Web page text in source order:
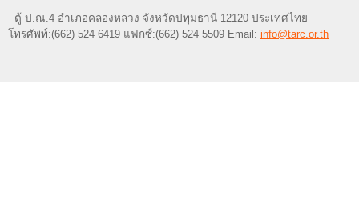
ตู้ ป.ณ.4 อำเภอคลองหลวง จังหวัดปทุมธานี 12120 ประเทศไทย
โทรศัพท์:(662) 524 6419 แฟกซ์:(662) 524 5509 Email: info@tarc.or.th